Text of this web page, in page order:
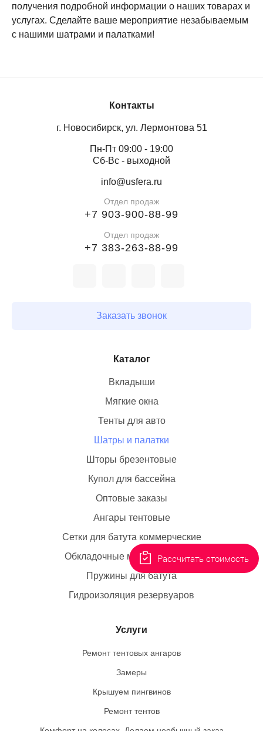
получения подробной информации о наших товарах и
услугах. Сделайте ваше мероприятие незабываемым
с нашими шатрами и палатками!
Каталог
Вкладыши
Мягкие окна
Тенты для авто
Шатры и палатки
Шторы брезентовые
Купол для бассейна
Оптовые заказы
Ангары тентовые
Сетки для батута коммерческие
Обкладочные маты для батута
Пружины для батута
Гидроизоляция резервуаров
Услуги
Ремонт тентовых ангаров
Замеры
Крышуем пингвинов
Ремонт тентов
Контакты
г. Новосибирск, ул. Лермонтова 51
Пн-Пт 09:00 - 19:00
Сб-Вс - выходной
info@usfera.ru
Отдел продаж
+7 903-900-88-99
Отдел продаж
+7 383-263-88-99
Заказать звонок
Рассчитать стоимость